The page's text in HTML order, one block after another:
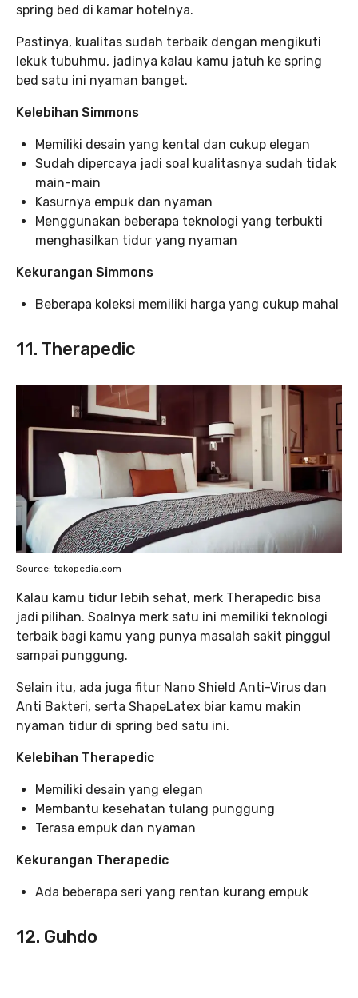
spring bed di kamar hotelnya.
Pastinya, kualitas sudah terbaik dengan mengikuti
lekuk tubuhmu, jadinya kalau kamu jatuh ke spring
bed satu ini nyaman banget.
Kelebihan Simmons
Memiliki desain yang kental dan cukup elegan
Sudah dipercaya jadi soal kualitasnya sudah tidak
main-main
Kasurnya empuk dan nyaman
Menggunakan beberapa teknologi yang terbukti
menghasilkan tidur yang nyaman
Kekurangan Simmons
Beberapa koleksi memiliki harga yang cukup mahal
11. Therapedic
Source: tokopedia.com
Kalau kamu tidur lebih sehat, merk Therapedic bisa
jadi pilihan. Soalnya merk satu ini memiliki teknologi
terbaik bagi kamu yang punya masalah sakit pinggul
sampai punggung.
Selain itu, ada juga fitur Nano Shield Anti-Virus dan
Anti Bakteri, serta ShapeLatex biar kamu makin
nyaman tidur di spring bed satu ini.
Kelebihan Therapedic
Memiliki desain yang elegan
Membantu kesehatan tulang punggung
Terasa empuk dan nyaman
Kekurangan Therapedic
Ada beberapa seri yang rentan kurang empuk
12. Guhdo